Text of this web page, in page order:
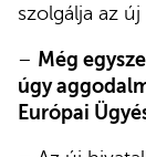
szolgálja az új
– Még
úgy
Európai